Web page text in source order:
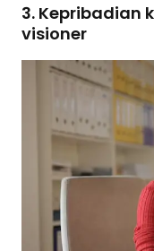
3. Kepribadian
visioner